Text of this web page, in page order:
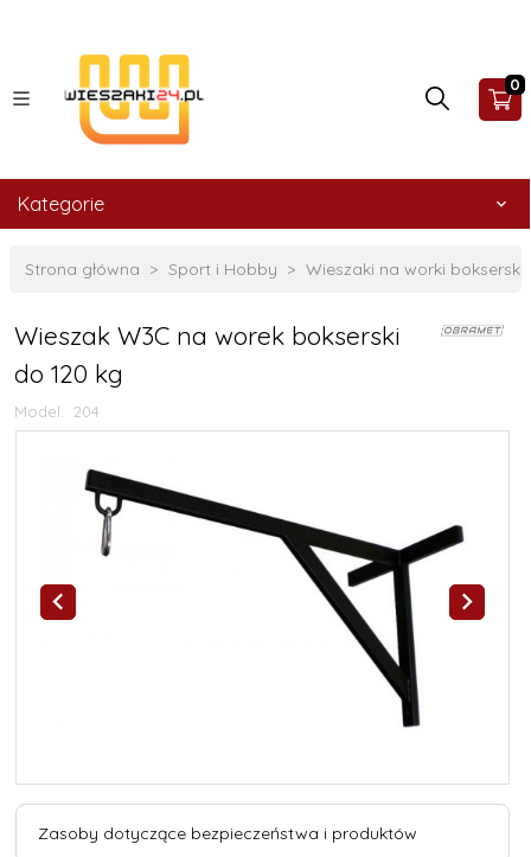
0
Kategorie
Strona główna Sport i Hobby Wieszaki na worki
Wieszak W3C na worek bokserski
do 120 kg
Model: 204
Zasoby dotyczące bezpieczeństwa i produktów